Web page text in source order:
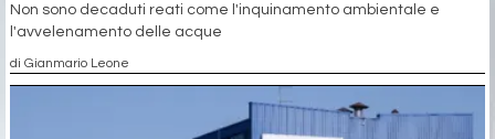
Non sono decaduti reati come l'inquinamento ambientale e
l'avvelenamento delle acque
di Gianmario Leone